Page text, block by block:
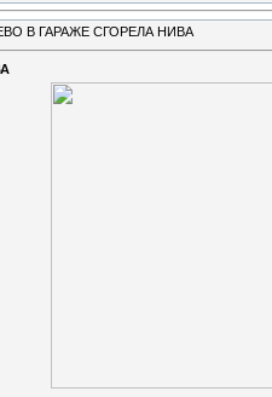
В ГАРАЖЕ СГОРЕЛА НИВА